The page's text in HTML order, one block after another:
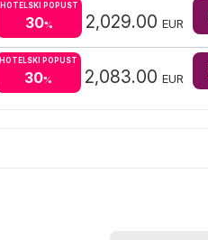
HOTELSKI POPUST
30% 2,029.00 EUR
HOTELSKI POPUST
30% 2,083.00 EUR